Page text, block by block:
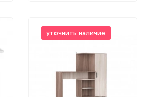
уточнить наличие